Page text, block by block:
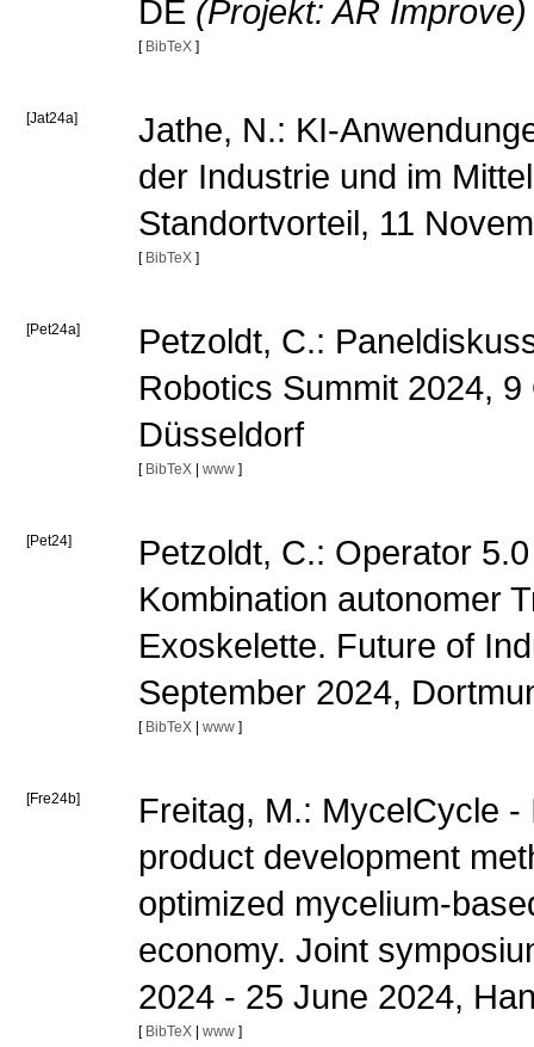
DE (Projekt: AR Improve)
[ BibTeX ]
[Jat24a]
Jathe, N.: KI-
der Industrie und im
Standortvorteil, 11
[ BibTeX ]
[Pet24a]
Petzoldt, C.:
Robotics Summit 2024,
Düsseldorf
[ BibTeX| www ]
[Pet24]
Petzoldt, C.: Operator
Kombination autonomer
Exoskelette. Future of
September 2024,
[ BibTeX| www ]
[Fre24b]
Freitag, M.: MycelCycle
product development
optimized mycelium-
economy. Joint
2024 - 25 June 2024,
[ BibTeX| www ]